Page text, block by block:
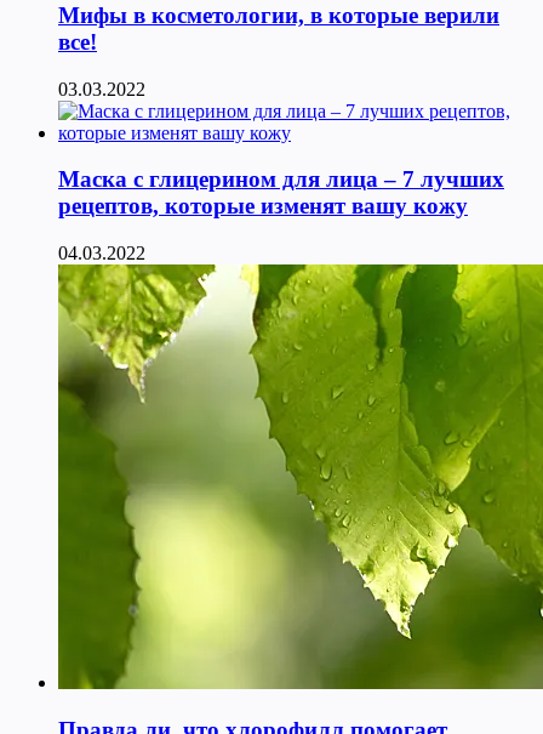
Мифы в косметологии, в которые верили
все!
03.03.2022
Маска с глицерином для лица – 7 лучших
рецептов, которые изменят вашу кожу
04.03.2022